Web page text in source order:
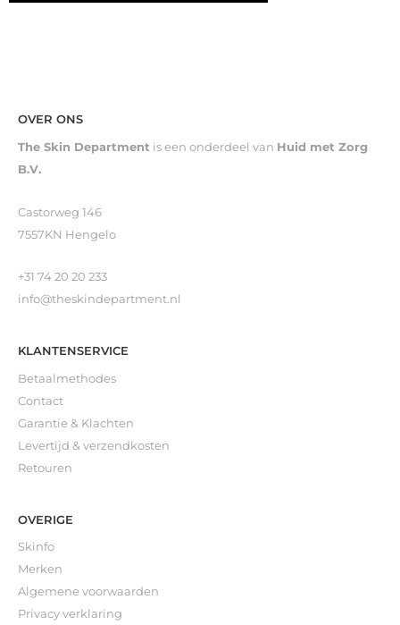
OVER ONS
The Skin Department is een onderdeel van Huid met Zorg
B.V.
Castorweg 146
7557KN Hengelo
+31 74 20 20 233
info@theskindepartment.nl
KLANTENSERVICE
Betaalmethodes
Contact
Garantie & Klachten
Levertijd & verzendkosten
Retouren
OVERIGE
Skinfo
Merken
Algemene voorwaarden
Privacy verklaring